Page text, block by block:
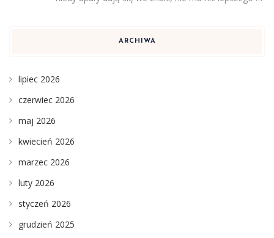
ARCHIWA
lipiec 2026
czerwiec 2026
maj 2026
kwiecień 2026
marzec 2026
luty 2026
styczeń 2026
grudzień 2025